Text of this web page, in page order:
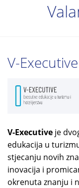
V-Executive
V-Executive je
edukacija u
stjecanju novih
inovacija i
okrenuta znanju i